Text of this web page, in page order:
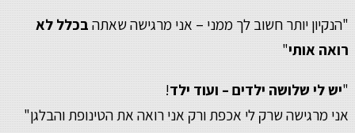
"הנקיון יותר חשוב לך ממני – אני מרגישה שאתה בכלל לא
רואה אותי"
"יש לי שלושה ילדים – ועוד ילד!
אני מרגישה שרק לי אכפת ורק אני רואה את הטינופת והבלגן"